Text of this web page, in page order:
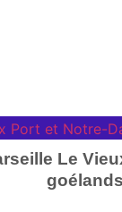
Le